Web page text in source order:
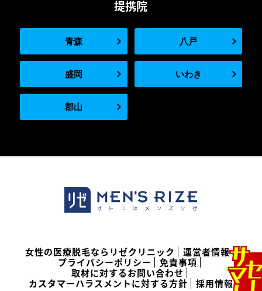
提携院
青森 八戸
盛岡 いわき
郡山
女性の医療脱毛ならリゼクリニック
運営者情報
プライバシーポリシー
免責事項
取材に対するお問い合わせ
カスタマーハラスメントに対する方針
採用情報